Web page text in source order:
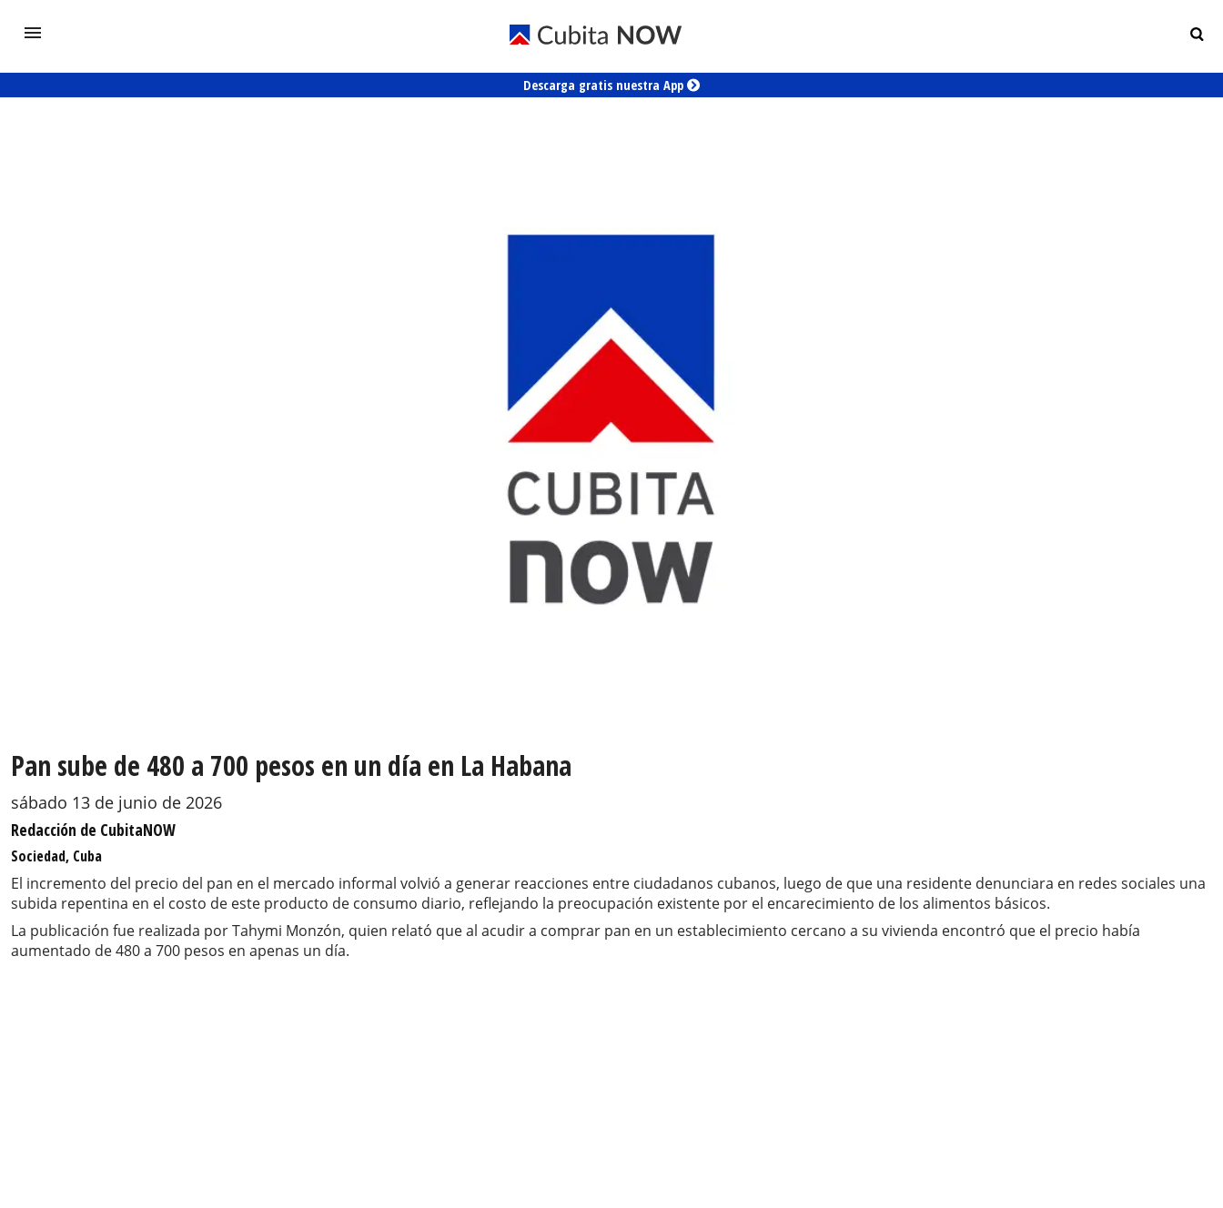
Descarga gratis nuestra App
Pan sube de 480 a 700 pesos en un día en La Habana
sábado 13 de junio de 2026
Redacción de CubitaNOW
Sociedad, Cuba
El incremento del precio del pan en el mercado informal volvió a generar reacciones entre ciudadanos cubanos, luego de que una residente denunciara en redes sociales una
subida repentina en el costo de este producto de consumo diario, reflejando la preocupación existente por el encarecimiento de los alimentos básicos.
La publicación fue realizada por Tahymi Monzón, quien relató que al acudir a comprar pan en un establecimiento cercano a su vivienda encontró que el precio había
aumentado de 480 a 700 pesos en apenas un día.